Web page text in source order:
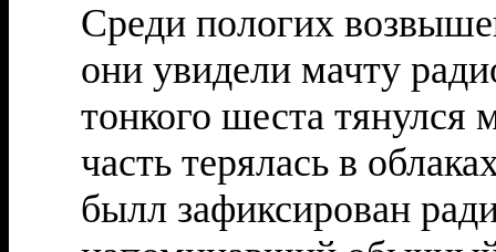
Среди пологих
они увидели мачту
тонкого шеста тянулся
часть терялась в
былл зафиксирован